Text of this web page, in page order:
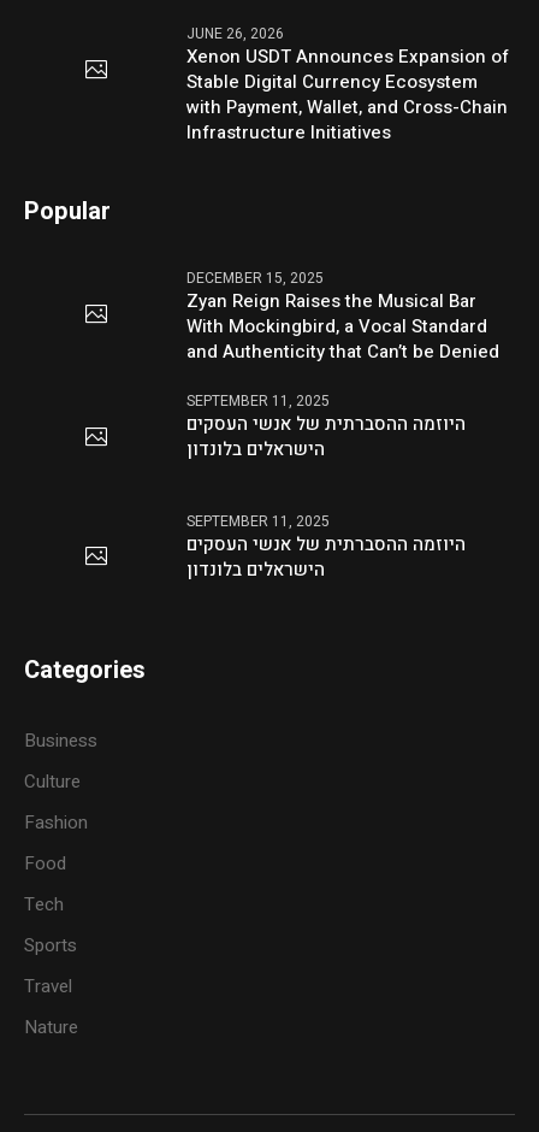
JUNE 26, 2026
Xenon USDT Announces Expansion of
Stable Digital Currency Ecosystem
with Payment, Wallet, and Cross-Chain
Infrastructure Initiatives
Popular
DECEMBER 15, 2025
Zyan Reign Raises the Musical Bar
With Mockingbird, a Vocal Standard
and Authenticity that Can’t be Denied
SEPTEMBER 11, 2025
היוזמה ההסברתית של אנשי העסקים
הישראלים בלונדון
SEPTEMBER 11, 2025
היוזמה ההסברתית של אנשי העסקים
הישראלים בלונדון
Categories
Business
Culture
Fashion
Food
Tech
Sports
Travel
Nature